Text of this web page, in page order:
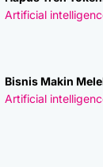
Artificial
Bisnis Makin
Artificial